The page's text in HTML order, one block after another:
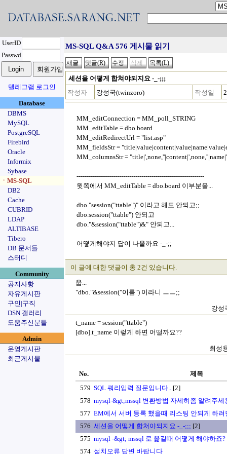
UserID
Passwd
텔레그램 로그인
Database
DBMS
MySQL
PostgreSQL
Firebird
Oracle
Informix
Sybase
ㆍMS-SQL
DB2
Cache
CUBRID
LDAP
ALTIBASE
Tibero
DB 문서들
스터디
Community
공지사항
자유게시판
구인|구직
DSN 갤러리
도움주신분들
Admin
운영게시판
최근게시물
MS-SQL Q&A 576 게시물 읽기
세션을 어떻게 합쳐야되지요 -_-;;;
작성자
강성국(twinzoro) 작성일
MM_editConnection = MM_poll_STRING
MM_editTable = dbo.board
MM_editRedirectUrl = "list.asp"
MM_fieldsStr =
MM_columnsStr =
---------------------------------------------------------------
윗쪽에서 MM_editTable = dbo.board 이부분을...
dbo."session("ttable")" 이라고 해도 안되고;;
dbo.session("ttable") 안되고
dbo."&session("ttable")&" 안되고...
어떻게해야지 답이 나올까요 -_-;;
이 글에 대한 댓글이 총 2건 있습니다.
웁...
"dbo."&session("이름") 이라니 ㅡㅡ;;
강성
t_name = session("ttable")
[dbo].t_name 이렇게 하면 어떨까요??
최성
No.
제목
579 SQL 쿼리입력 질문입니다.. [2]
578 mysql-&gt;mssql 변환방법 자세히좀 알려주세
577 EM에서 서버 등록 했을때 리스팅 안되게 하려
576 세션을 어떻게 합쳐야되지요 -_-;;; [2]
575 mysql -&gt; mssql 로 옮길때 어떻게 해야하죠?
574 설치오류 답변 바랍니다